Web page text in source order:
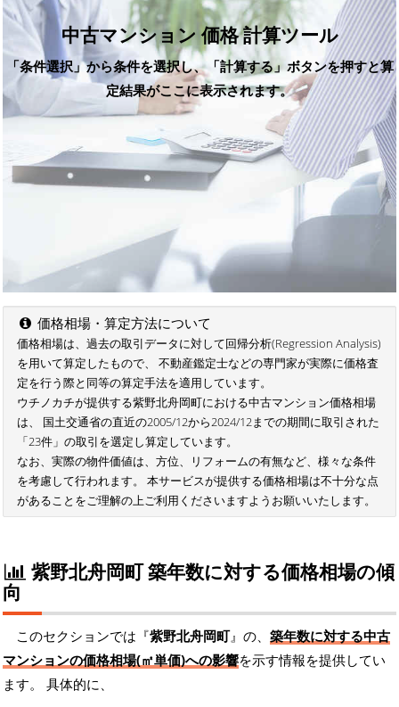
中古マンション 価格 計算ツール
「条件選択」から条件を選択し、「計算する」ボタンを押すと算
定結果がここに表示されます。
価格相場・算定方法について
価格相場は、過去の取引データに対して回帰分析(Regression Analysis)
を用いて算定したもので、 不動産鑑定士などの専門家が実際に価格査
定を行う際と同等の算定手法を適用しています。
ウチノカチが提供する紫野北舟岡町における中古マンション価格相場
は、 国土交通省の直近の2005/12から2024/12までの期間に取引された
「23件」の取引を選定し算定しています。
なお、実際の物件価値は、方位、リフォームの有無など、様々な条件
を考慮して行われます。 本サービスが提供する価格相場は不十分な点
があることをご理解の上ご利用くださいますようお願いいたします。
紫野北舟岡町 築年数に対する価格相場の傾
向
このセクションでは『紫野北舟岡町』の、 築年数に対する中古
マンションの価格相場(㎡単価)への影響を示す情報を提供してい
ます。 具体的に、